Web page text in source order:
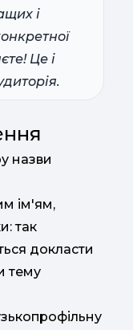
і
Це і
назви
ім'ям,
так
докласти
тему